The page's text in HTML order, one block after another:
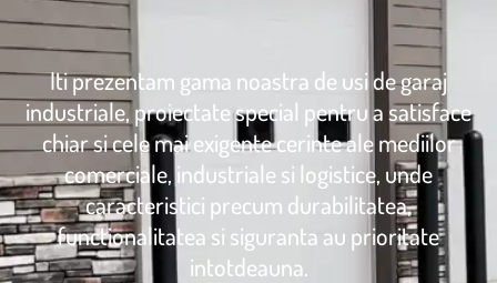
Iti prezentam gama noastra de usi de garaj
industriale, proiectate special pentru a satisface
chiar si cele mai exigente cerinte ale mediilor
comerciale, industriale si logistice, unde
caracteristici precum durabilitatea,
functionalitatea si siguranta au prioritate
intotdeauna.